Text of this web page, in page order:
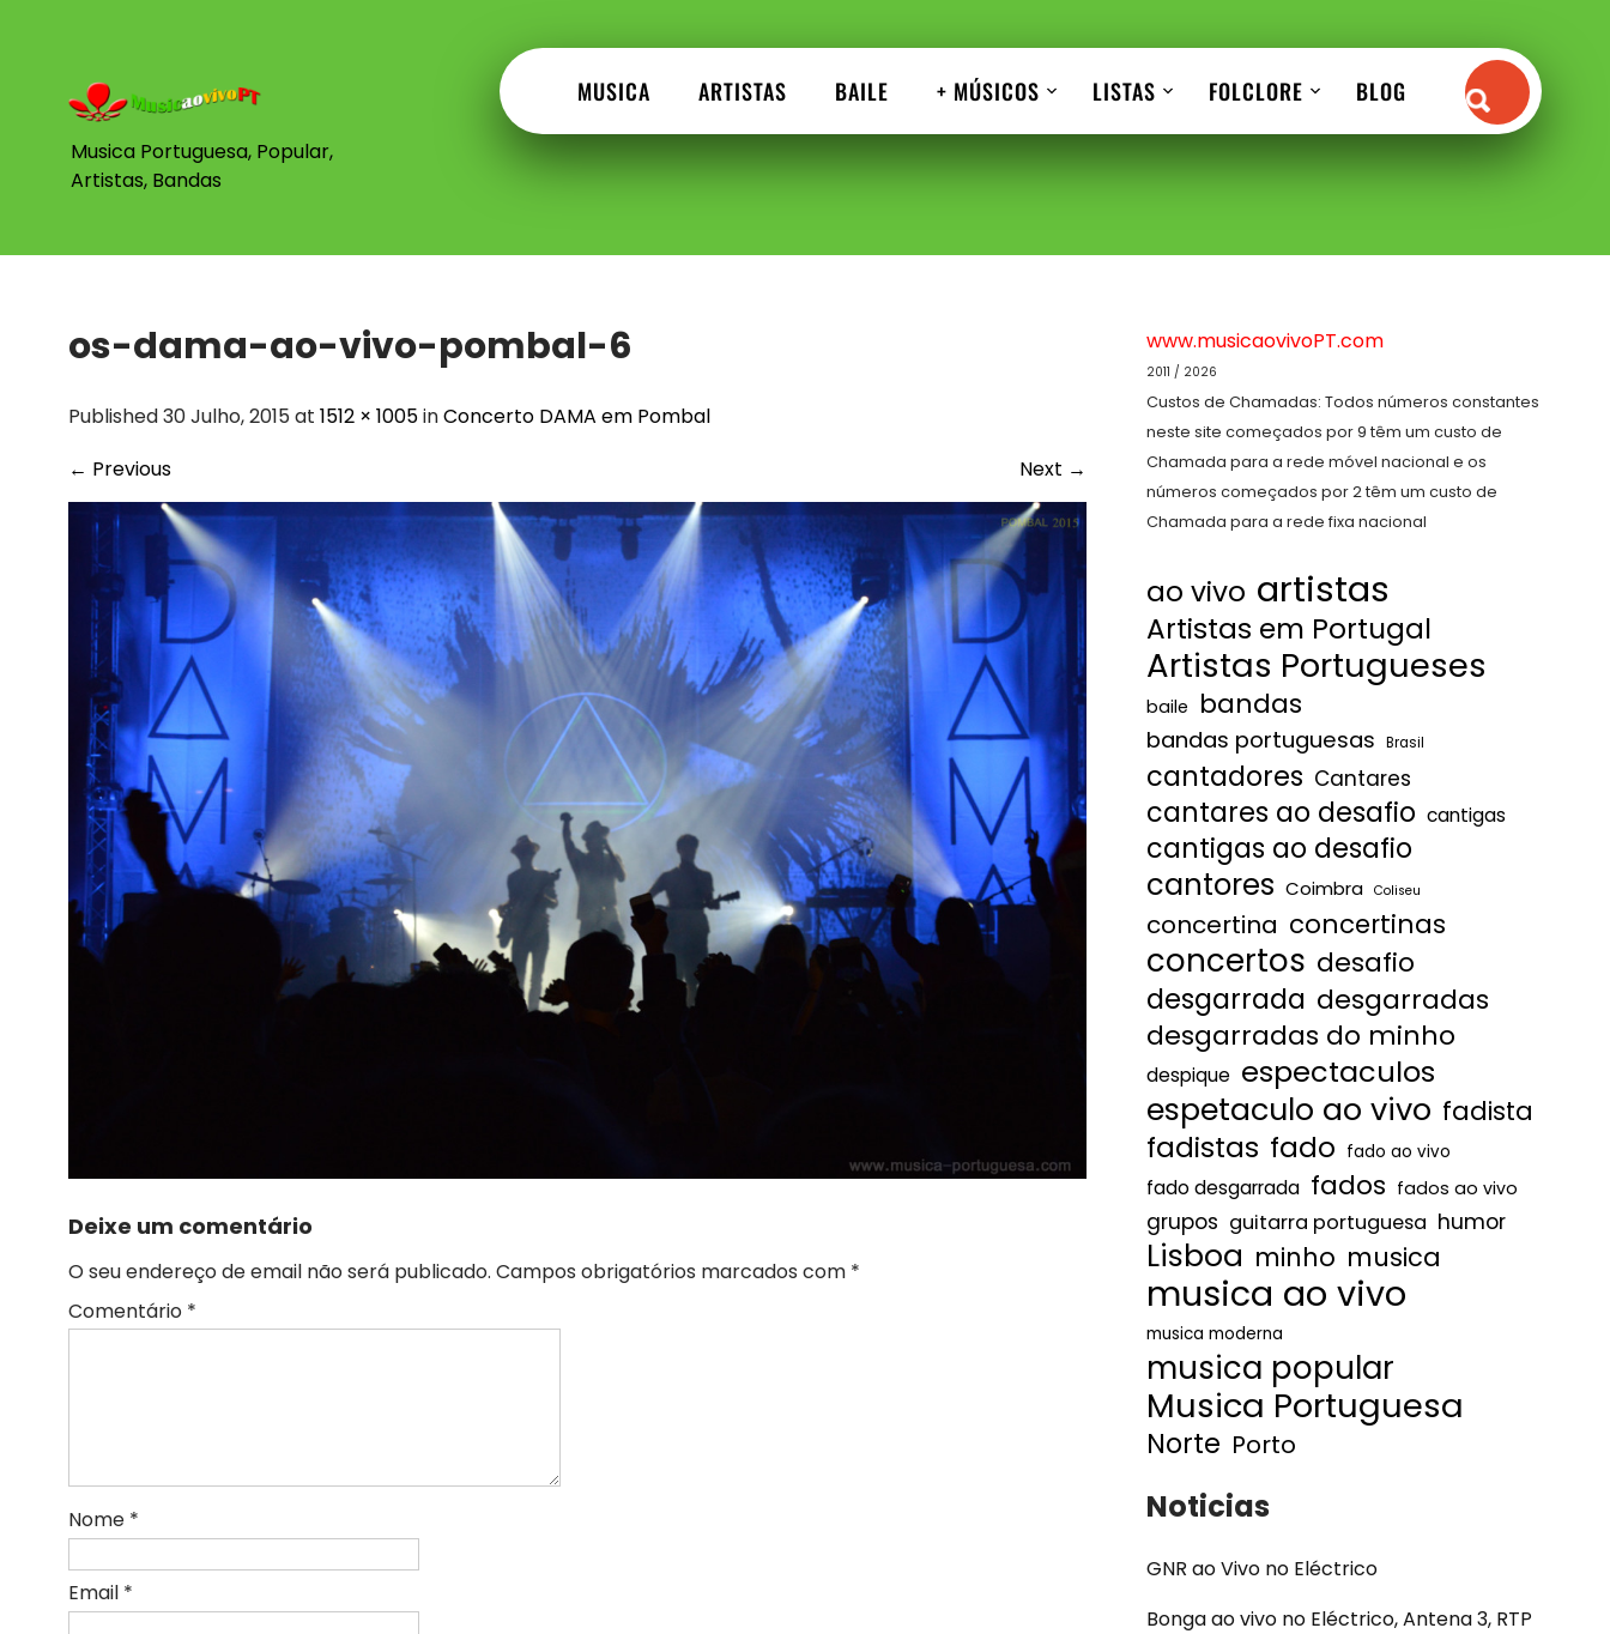
Musica Portuguesa, Popular,
Artistas, Bandas
MUSICA ARTISTAS BAILE + MÚSICOS LISTAS FOLCLORE BLOG
os-dama-ao-vivo-pombal-6
Published 30 Julho, 2015 at 1512 × 1005inConcerto DAMA em Pombal
← Previous Next →
Deixe um comentário
O seu endereço de email não será publicado. Campos obrigatórios marcados com *
Comentário *
Nome *
Email *
www.musicaovivoPT.com
2011 / 2026
Custos de Chamadas: Todos números constantes
neste site começados por 9 têm um custo de
Chamada para a rede móvel nacional e os
números começados por 2 têm um custo de
Chamada para a rede fixa nacional
ao vivo artistas
Artistas em Portugal
Artistas Portugueses
baile bandas
bandas portuguesas Brasil
cantadores Cantares
cantares ao desafio cantigas
cantigas ao desafio
cantores Coimbra Coliseu
concertina concertinas
concertos desafio
desgarrada desgarradas
desgarradas do minho
despique espectaculos
espetaculo ao vivo fadista
fadistas fado fado ao vivo
fado desgarrada fados fados ao vivo
grupos guitarra portuguesa humor
Lisboa minho musica
musica ao vivo
musica moderna
musica popular
Musica Portuguesa
Norte Porto
Noticias
GNR ao Vivo no Eléctrico
Bonga ao vivo no Eléctrico, Antena 3, RTP